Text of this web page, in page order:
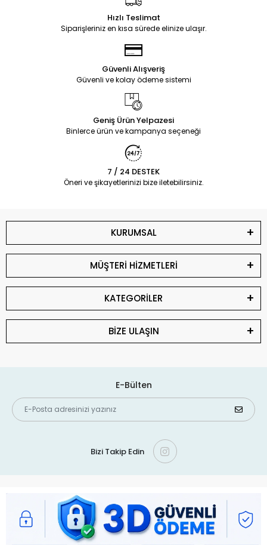
Hızlı Teslimat
Siparişleriniz en kısa sürede elinize ulaşır.
Güvenli Alışveriş
Güvenli ve kolay ödeme sistemi
Geniş Ürün Yelpazesi
Binlerce ürün ve kampanya seçeneği
7 / 24 DESTEK
Öneri ve şikayetlerinizi bize iletebilirsiniz.
KURUMSAL
MÜŞTERİ HİZMETLERİ
KATEGORİLER
BİZE ULAŞIN
E-Bülten
Bizi Takip Edin